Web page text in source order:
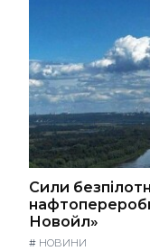
Сили
Новойл»
# НОВИНИ